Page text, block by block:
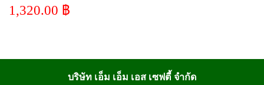
price
was:
1,320.00 ฿
บริษัท เอ็ม เอ็ม เอส เซฟตี้ จำกัด